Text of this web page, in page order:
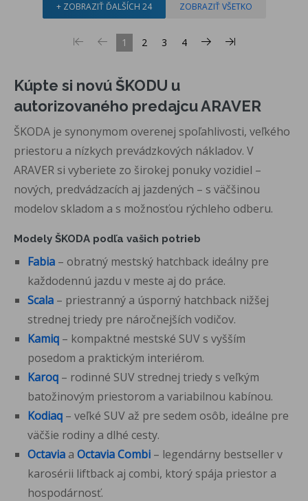
+ ZOBRAZIŤ ĎALŠÍCH 24 ZOBRAZIŤ VŠETKO
1 2 3 4
Kúpte si novú ŠKODU u
autorizovaného predajcu ARAVER
ŠKODA je synonymom overenej spoľahlivosti, veľkého
priestoru a nízkych prevádzkových nákladov. V
ARAVER si vyberiete zo širokej ponuky vozidiel –
nových, predvádzacích aj jazdených – s väčšinou
modelov skladom a s možnosťou rýchleho odberu.
Modely ŠKODA podľa vašich potrieb
Fabia – obratný mestský hatchback ideálny pre
každodennú jazdu v meste aj do práce.
Scala – priestranný a úsporný hatchback nižšej
strednej triedy pre náročnejších vodičov.
Kamiq – kompaktné mestské SUV s vyšším
posedom a praktickým interiérom.
Karoq – rodinné SUV strednej triedy s veľkým
batožinovým priestorom a variabilnou kabínou.
Kodiaq – veľké SUV až pre sedem osôb, ideálne pre
väčšie rodiny a dlhé cesty.
Octavia a Octavia Combi – legendárny bestseller v
karosérii liftback aj combi, ktorý spája priestor a
hospodárnosť.